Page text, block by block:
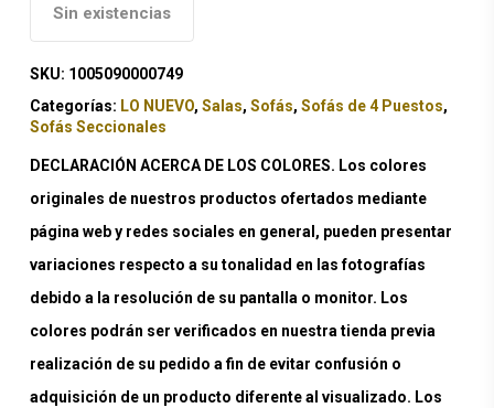
Sin existencias
SKU: 1005090000749
Categorías: LO NUEVO, Salas, Sofás, Sofás de 4 Puestos,
Sofás Seccionales
DECLARACIÓN ACERCA DE LOS COLORES. Los colores
originales de nuestros productos ofertados mediante
página web y redes sociales en general, pueden presentar
variaciones respecto a su tonalidad en las fotografías
debido a la resolución de su pantalla o monitor. Los
colores podrán ser verificados en nuestra tienda previa
realización de su pedido a fin de evitar confusión o
adquisición de un producto diferente al visualizado. Los